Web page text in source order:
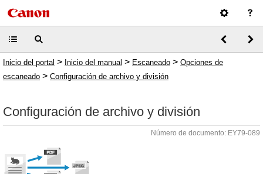
Inicio del portal > Inicio del manual > Escaneado > Opciones de
escaneado > Configuración de archivo y división
Configuración de archivo y división
Número de documento: EY79-089